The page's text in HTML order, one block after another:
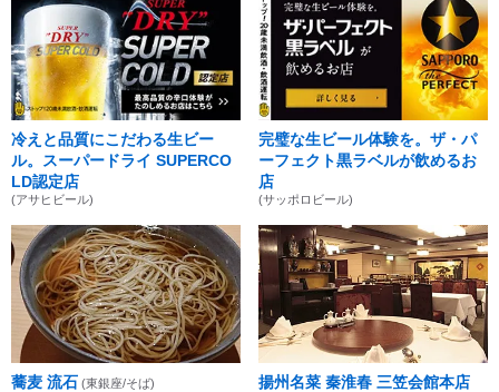
冷えと品質にこだわる生ビー
ル。スーパードライ SUPERCO
LD認定店
(アサヒビール)
完璧な生ビール体験を。ザ・パ
ーフェクト黒ラベルが飲めるお
店
(サッポロビール)
蕎麦 流石 (東銀座/そば) 揚州名菜 秦淮春 三笠会館本店